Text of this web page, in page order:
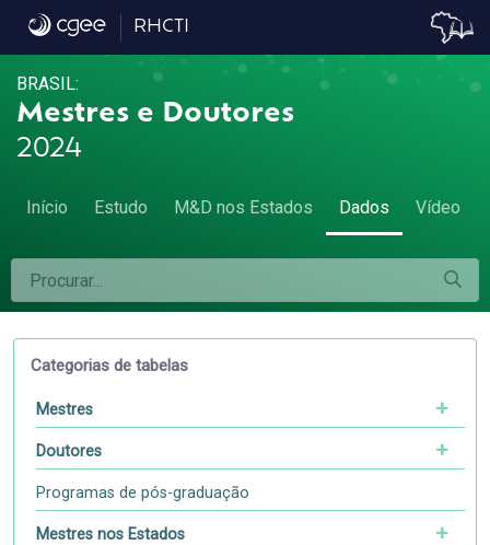
Dados RHCTI
BRASIL:
Mestres e Doutores
2024
Início Estudo M&D nos Estados Dados Vídeo
Categorias de tabelas
Mestres
Doutores
Programas de pós-graduação
Mestres nos Estados